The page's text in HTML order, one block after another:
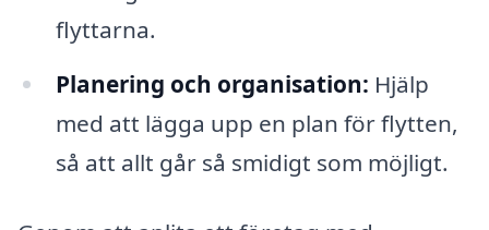
flyttarna.
Planering och organisation: Hjälp
med att lägga upp en plan för flytten,
så att allt går så smidigt som möjligt.